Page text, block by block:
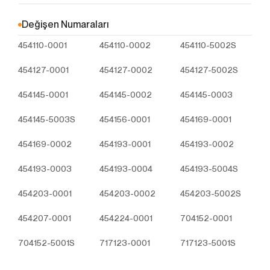
Değişen Numaraları
454110-0001 454110-0002 454110-5002S
454127-0001 454127-0002 454127-5002S
454145-0001 454145-0002 454145-0003
454145-5003S 454156-0001 454169-0001
454169-0002 454193-0001 454193-0002
454193-0003 454193-0004 454193-5004S
454203-0001 454203-0002 454203-5002S
454207-0001 454224-0001 704152-0001
704152-5001S 717123-0001 717123-5001S
tarayıcılar aracılığıyla cihazınıza veya ağ sunucusuna
depolanan küçük metin dosyalarıdır. Sitede tercih
ettiğiniz dil ve diğer ayarları içeren bu küçük metin
tercihlerinizin hatırlanmasına ve sitedeki deneyiminizi
yapmamıza yardımcı olur. Böylece bir sonraki
İnternet Sitemizde çerez kullanılmasının başlıca
İnternet sitesinin işlevselliğini ve performansını
geliştirmek,
üzerinden yeni özellikler sunmak ve sunulan
İnternet Sitesinin, sizin ve Kurum’un hukuki ve